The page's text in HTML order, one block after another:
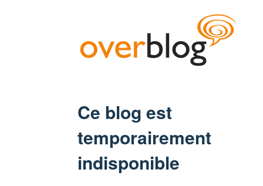
Ce blog est
temporairement
indisponible